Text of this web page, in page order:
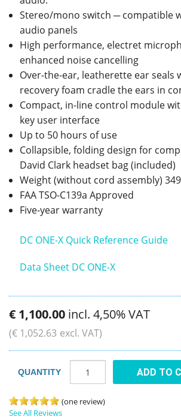
Stereo/mono switch ─ compatible
audio panels
High performance, electret
enhanced noise cancelling
Over-the-ear, leatherette ear seals
recovery foam cradle the ears in
Compact, in-line control module
key user interface
Up to 50 hours of use
Collapsible, folding design for
David Clark headset bag (included)
Weight (without cord assembly)
FAA TSO-C139a Approved
Five-year warranty
DC ONE-X Quick Reference Guide
Data Sheet DC ONE-X
€ 1,100.00 incl. 4,50% VAT
(€ 1,052.63 excl. VAT)
QUANTITY ADD TO
(one review)
See All Reviews